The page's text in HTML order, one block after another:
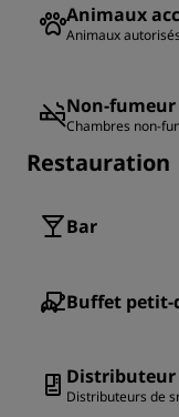
Animaux
Animaux
Non-fumeur
Chambres non-
Restauration
Bar
Buffet petit-
Distributeurs de